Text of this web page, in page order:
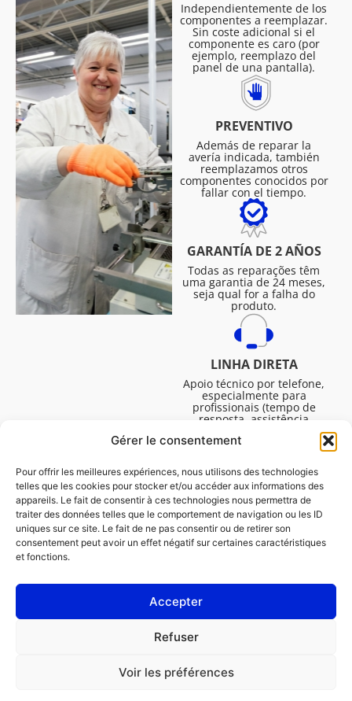
Gérer le consentement
Pour offrir les meilleures expériences, nous utilisons des technologies
telles que les cookies pour stocker et/ou accéder aux informations des
appareils. Le fait de consentir à ces technologies nous permettra de
traiter des données telles que le comportement de navigation ou les ID
uniques sur ce site. Le fait de ne pas consentir ou de retirer son
consentement peut avoir un effet négatif sur certaines caractéristiques
et fonctions.
Accepter
Refuser
Voir les préférences
Independientemente de los
componentes a reemplazar.
Sin coste adicional si el
componente es caro (por
ejemplo, reemplazo del
panel de una pantalla).
PREVENTIVO
Además de reparar la
avería indicada, también
reemplazamos otros
componentes conocidos por
fallar con el tiempo.
GARANTÍA DE 2 AÑOS
Todas as reparações têm
uma garantia de 24 meses,
seja qual for a falha do
produto.
LINHA DIRETA
Apoio técnico por telefone,
especialmente para
profissionais (tempo de
resposta, assistência
técnica, etc.). De segunda a
sexta-feira, das 08:30 às